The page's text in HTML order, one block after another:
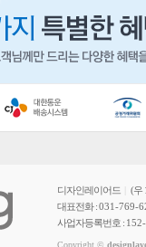
디자인레이어드 (우
대표전화 :031-769-
사업자등록번호 :
Copyright ©